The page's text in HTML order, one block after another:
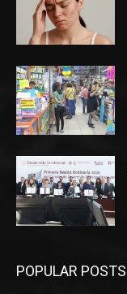
POPULAR POSTS